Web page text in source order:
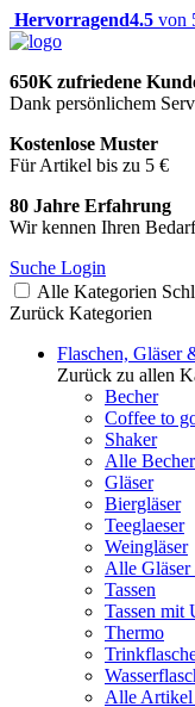
Hervorragend4.5 von
650K zufriedene
Dank persönlichem
Kostenlose Muster
Für Artikel bis zu 5 €
80 Jahre Erfahrung
Wir kennen Ihren Bedarf
Suche Login
Alle Kategorien
Zurück Kategorien
Flaschen, Gläser
Zurück zu allen
Becher
Coffee to
Shaker
Alle
Gläser
Biergläser
Teeglaeser
Weingläser
Alle Gläser
Tassen
Tassen mit
Thermo
Alle Artikel